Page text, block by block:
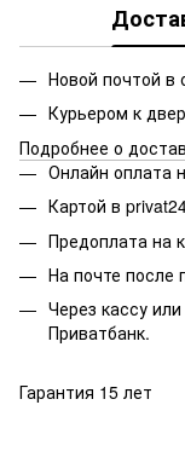
Новой почтой в
Курьером к
Подробнее о
Онлайн оплата
Картой в
Предоплата на
На почте после
Через кассу
Приватбанк.
Гарантия 15 лет